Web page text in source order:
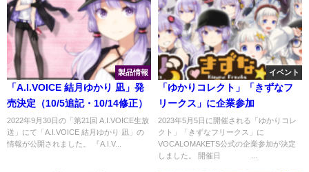
製品情報
「A.I.VOICE 結月ゆかり 凪」発
売決定（10/5追記・10/14修正）
2022年9月30日の「第21回 A.I.VOICE生放
送」にて「A.I.VOICE 結月ゆかり 凪」の
情報が公開されました。 『A.I.V...
イベント
「ゆかりコレクト」「きずなフ
リークス」に企業参加
2023年5月5日に開催される「ゆかりコレ
クト」「きずなフリークス」に
VOCALOMAKETS公式の企業参加が決定
しました。 開催日 ...